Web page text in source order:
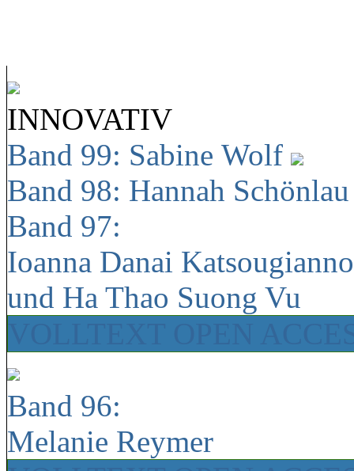
INNOVATIV
Band 99: Sabine Wolf
Band 98: Hannah
Band 97:
Ioanna Danai
und Ha Thao Suong Vu
Band 96:
Melanie Reymer